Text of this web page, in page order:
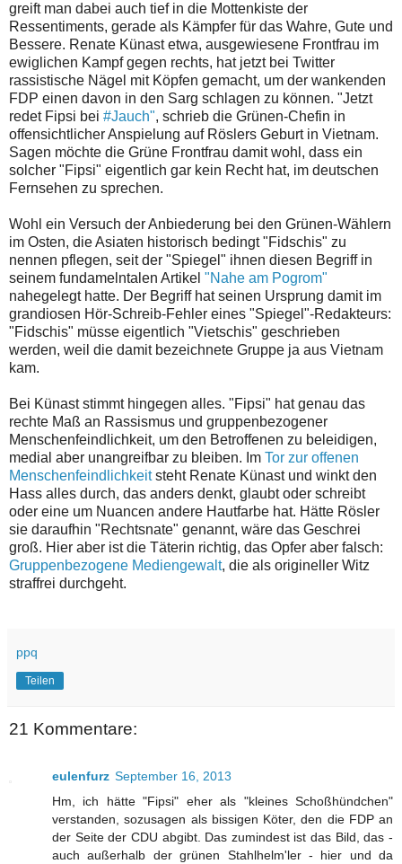
greift man dabei auch tief in die Mottenkiste der
Ressentiments, gerade als Kämpfer für das Wahre, Gute und
Bessere. Renate Künast etwa, ausgewiesene Frontfrau im
ewiglichen Kampf gegen rechts, hat jetzt bei Twitter
rassistische Nägel mit Köpfen gemacht, um der wankenden
FDP einen davon in den Sarg schlagen zu können. "Jetzt
redet Fipsi bei #Jauch", schrieb die Grünen-Chefin in
offensichtlicher Anspielung auf Röslers Geburt in Vietnam.
Sagen möchte die Grüne Frontfrau damit wohl, dass ein
solcher "Fipsi" eigentlich gar kein Recht hat, im deutschen
Fernsehen zu sprechen.
Wohl ein Versuch der Anbiederung bei den Grünen-Wählern
im Osten, die Asiaten historisch bedingt "Fidschis" zu
nennen pflegen, seit der "Spiegel" ihnen diesen Begriff in
seinem fundamelntalen Artikel "Nahe am Pogrom"
nahegelegt hatte. Der Begriff hat seinen Ursprung damit im
grandiosen Hör-Schreib-Fehler eines "Spiegel"-Redakteurs:
"Fidschis" müsse eigentlich "Vietschis" geschrieben
werden, weil die damit bezeichnete Gruppe ja aus Vietnam
kam.
Bei Künast stimmt hingegen alles. "Fipsi" hat genau das
rechte Maß an Rassismus und gruppenbezogener
Menschenfeindlichkeit, um den Betroffenen zu beleidigen,
medial aber unangreifbar zu bleiben. Im Tor zur offenen
Menschenfeindlichkeitsteht Renate Künast und winkt den
Hass alles durch, das anders denkt, glaubt oder schreibt
oder eine um Nuancen andere Hautfarbe hat. Hätte Rösler
sie daraufhin "Rechtsnate" genannt, wäre das Geschrei
groß. Hier aber ist die Täterin richtig, das Opfer aber falsch:
Gruppenbezogene Mediengewalt, die als origineller Witz
straffrei durchgeht.
ppq
Teilen
21 Kommentare:
eulenfurz September 16, 2013
Hm, ich hätte "Fipsi" eher als "kleines Schoßhündchen"
verstanden, sozusagen als bissigen Köter, den die FDP an
der Seite der CDU abgibt. Das zumindest ist das Bild, das -
auch außerhalb der grünen Stahlhelm'ler - hier und da